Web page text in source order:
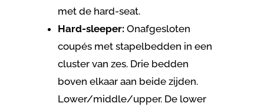
met de hard-seat.
Hard-sleeper: Onafgesloten
coupés met stapelbedden in een
cluster van zes. Drie bedden
boven elkaar aan beide zijden.
Lower/middle/upper. De lower